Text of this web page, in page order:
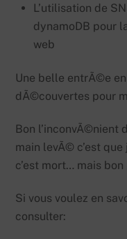
L’utilisation de
dynamoDB pour
web
Une belle entrÃ©e
dÃ©couvertes pour
Bon l’inconvÃ©nient
main levÃ© c’est
c’est mort… mais
Si vous voulez en
consulter: